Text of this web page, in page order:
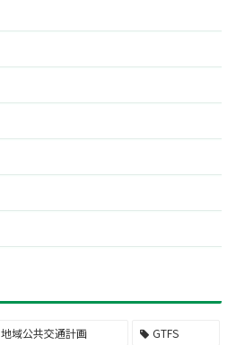
地域公共交通計画
GTFS